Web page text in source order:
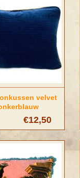
velvet
€12,50